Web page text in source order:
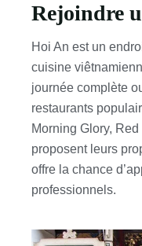
Rejoindre
Hoi An est un
cuisine
journée complète
restaurants
Morning Glory,
proposent leurs
offre la chance
professionnels.